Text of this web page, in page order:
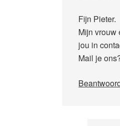
Fijn Pieter.
Mijn vrouw
jou in
Mail je